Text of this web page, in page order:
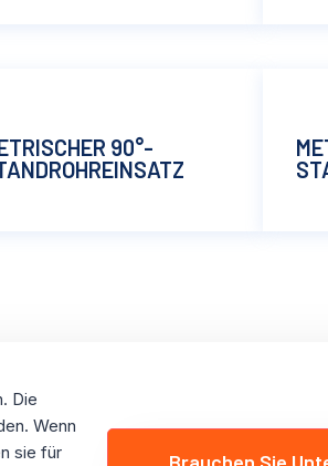
90°-
Die
Wenn
sie für